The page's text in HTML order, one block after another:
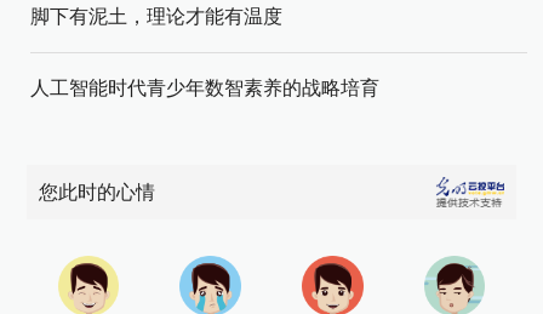
脚下有泥土，理论才能有温度
人工智能时代青少年数智素养的战略培育
您此时的心情